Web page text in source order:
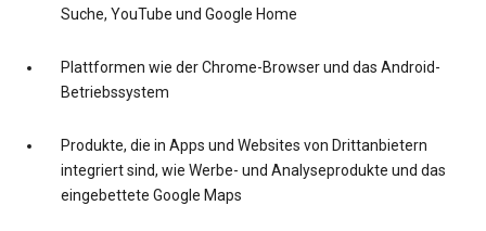
Suche, YouTube und Google Home
Plattformen wie der Chrome-Browser und das Android-
Betriebssystem
Produkte, die in Apps und Websites von Drittanbietern
integriert sind, wie Werbe- und Analyseprodukte und das
eingebettete Google Maps